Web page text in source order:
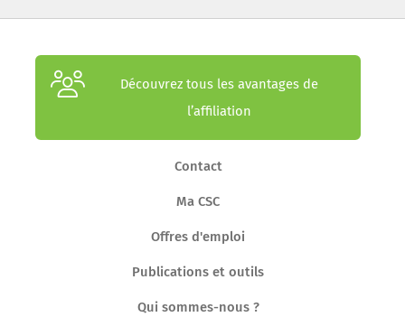
Découvrez tous les avantages de
l’affiliation
Contact
Ma CSC
Offres d'emploi
Publications et outils
Qui sommes-nous ?